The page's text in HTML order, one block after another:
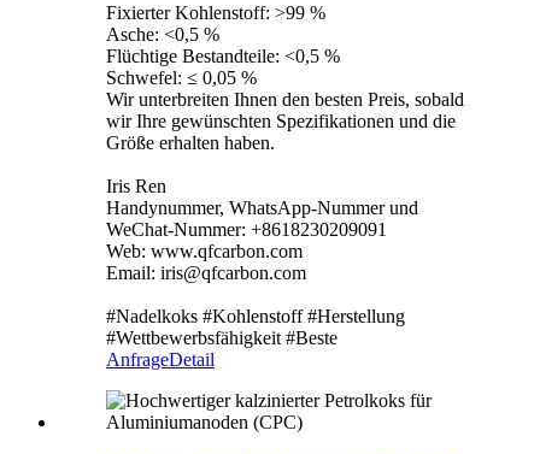
Fixierter Kohlenstoff: >99 %
Asche: <0,5 %
Flüchtige Bestandteile: <0,5 %
Schwefel: ≤ 0,05 %
Wir unterbreiten Ihnen den besten Preis, sobald
wir Ihre gewünschten Spezifikationen und die
Größe erhalten haben.
Iris Ren
Handynummer, WhatsApp-Nummer und
WeChat-Nummer: +8618230209091
Web: www.qfcarbon.com
Email: iris@qfcarbon.com
#Nadelkoks #Kohlenstoff #Herstellung
#Wettbewerbsfähigkeit #Beste
AnfrageDetail